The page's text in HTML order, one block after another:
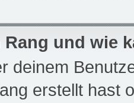
Rang und wie
deinem
erstellt hast